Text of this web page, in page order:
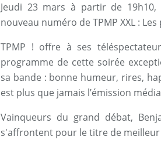
Jeudi 23 mars à partir de
nouveau numéro de TPMP XXL :
TPMP ! offre à ses
programme de cette soirée
sa bande : bonne humeur, rires,
est plus que jamais l’émission
Vainqueurs du grand débat,
s'affrontent pour le titre de